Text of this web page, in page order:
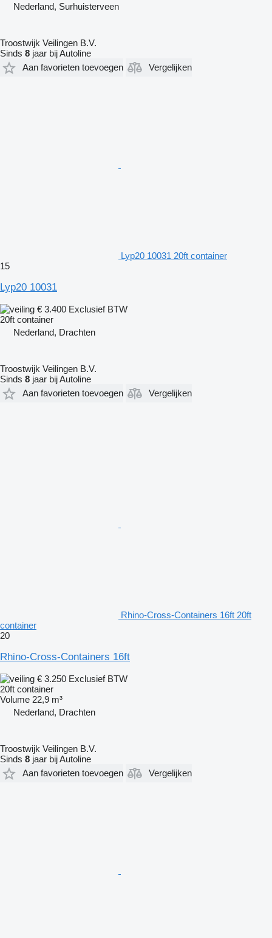
Nederland, Surhuisterveen
Troostwijk Veilingen B.V.
Sinds 8 jaar bij Autoline
Aan favorieten toevoegen
Vergelijken
Lyp20 10031 20ft container
15
Lyp20 10031
€ 3.400 Exclusief BTW
20ft container
Nederland, Drachten
Troostwijk Veilingen B.V.
Sinds 8 jaar bij Autoline
Aan favorieten toevoegen
Vergelijken
Rhino-Cross-Containers 16ft 20ft
container
20
Rhino-Cross-Containers 16ft
€ 3.250 Exclusief BTW
20ft container
Volume 22,9 m³
Nederland, Drachten
Troostwijk Veilingen B.V.
Sinds 8 jaar bij Autoline
Aan favorieten toevoegen
Vergelijken